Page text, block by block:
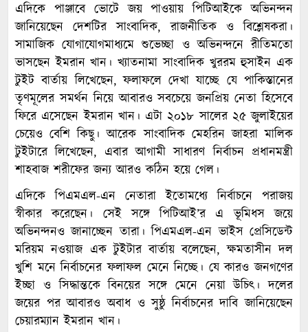
এদিকে পাঞ্জাবে ভোটে জয় পাওয়ায় পিটিআইকে অভিনন্দন
জানিয়েছেন দেশটির সাংবাদিক, রাজনীতিক ও বিশ্লেষকরা।
সামাজিক যোগাযোগমাধ্যমে শুভেচ্ছা ও অভিনন্দনে রীতিমতো
ভাসছেন ইমরান খান। খ্যাতনামা সাংবাদিক খুররম হুসাইন এক
টুইট বার্তায় লিখেছেন, ফলাফলে দেখা যাচ্ছে যে পাকিস্তানের
তৃণমূলের সমর্থন নিয়ে আবারও সবচেয়ে জনপ্রিয় নেতা হিসেবে
ফিরে এসেছেন ইমরান খান। এটা ২০১৮ সালের ২৫ জুলাইয়ের
চেয়েও বেশি কিছু। আরেক সাংবাদিক মেহরিন জাহরা মালিক
টুইটারে লিখেছেন, এবার আগামী সাধারণ নির্বাচন প্রধানমন্ত্রী
শাহবাজ শরীফের জন্য আরও কঠিন হয়ে গেল।
এদিকে পিএমএল-এন নেতারা ইতোমধ্যে নির্বাচনে পরাজয়
স্বীকার করেছেন। সেই সঙ্গে পিটিআই’র এ ভূমিধস জয়ে
অভিনন্দনও জানাচ্ছেন তারা। পিএমএল-এন ভাইস প্রেসিডেন্ট
মরিয়ম নওয়াজ এক টুইটার বার্তায় বলেছেন, ক্ষমতাসীন দল
খুশি মনে নির্বাচনের ফলাফল মেনে নিচ্ছে। যে কারও জনগণের
ইচ্ছা ও সিদ্ধান্তকে বিনয়ের সঙ্গে মেনে নেয়া উচিৎ। দলের
জয়ের পর আবারও অবাধ ও সুষ্ঠু নির্বাচনের দাবি জানিয়েছেন
চেয়ারম্যান ইমরান খান।